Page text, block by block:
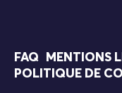
FAQ MENTIONS
POLITIQUE DE